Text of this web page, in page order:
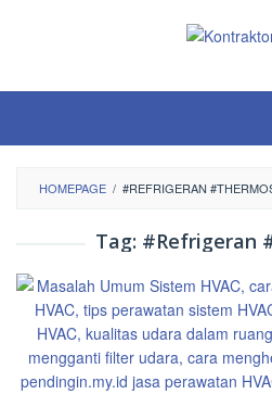
HOMEPAGE / #REFRIGERAN
Tag: #Refrigeran